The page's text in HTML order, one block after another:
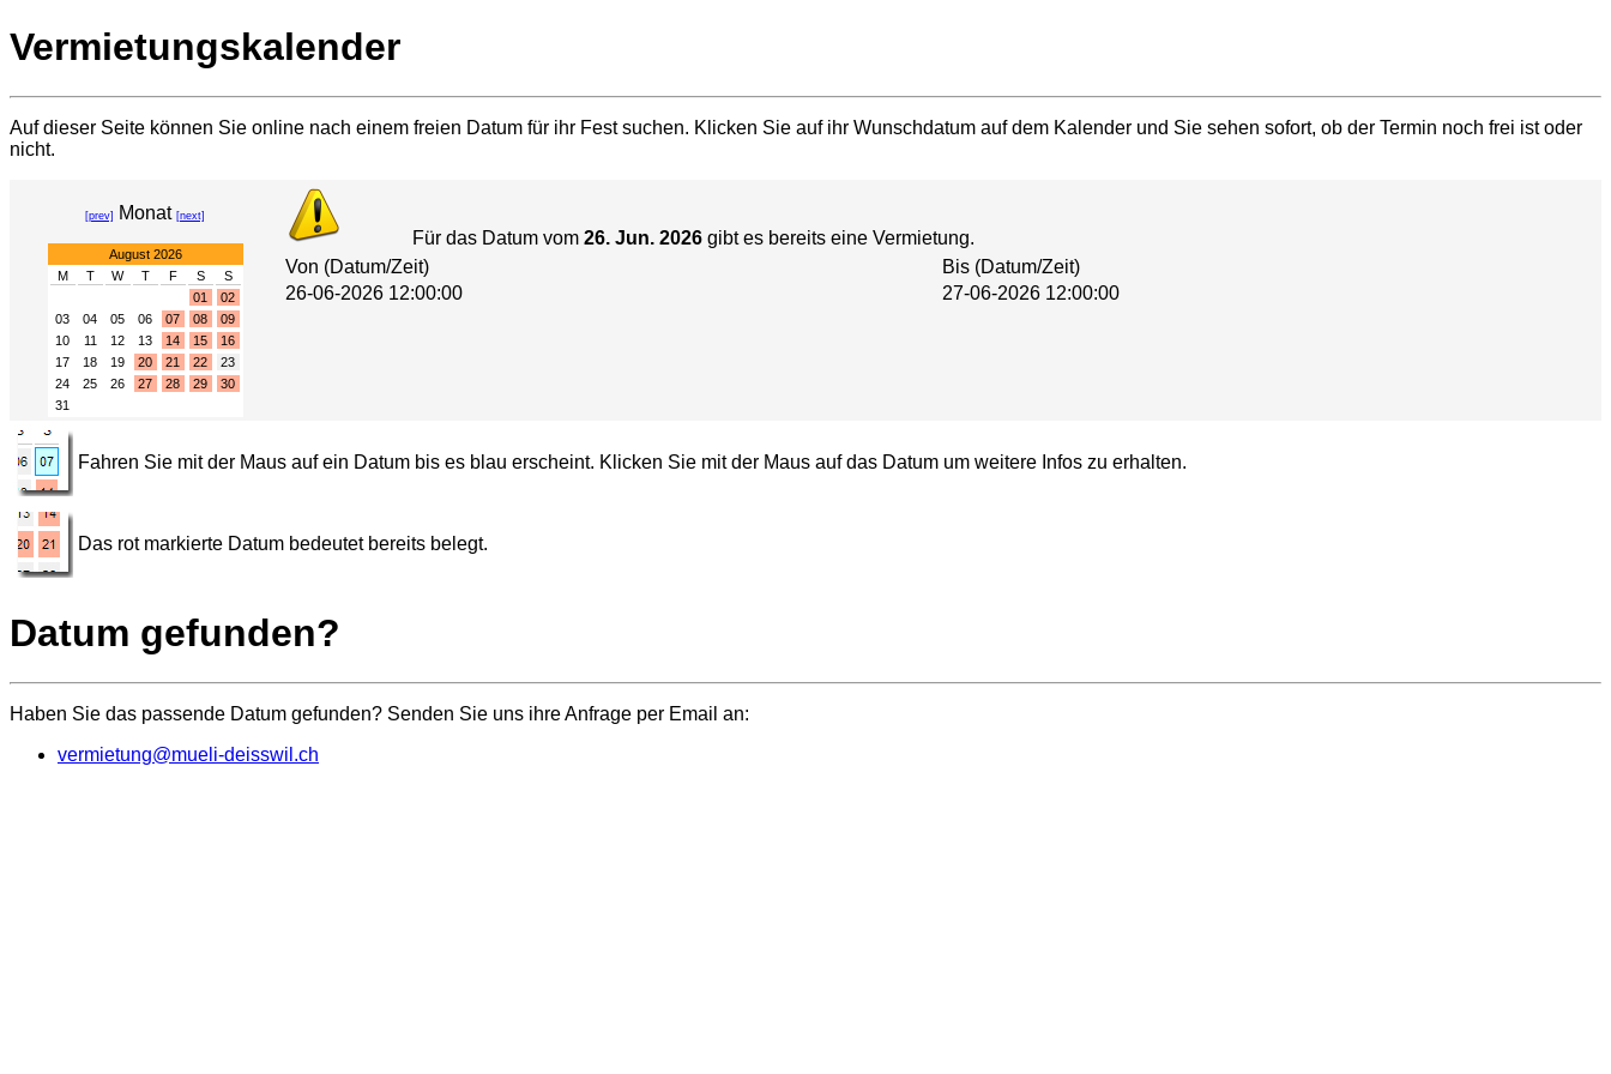
Vermietungskalender
Auf dieser Seite können Sie online nach einem freien Datum für ihr Fest suchen. Klicken Sie auf ihr Wunschdatum auf dem Kalender und Sie sehen sofort, ob der Termin noch frei ist oder
nicht.
[prev] Monat [next]
August 2026
M
T W T F S
S
01
02
03
04 05 06 07 08
09
10
11 12 13 14 15
16
17
18 19 20 21 22
23
24
25 26 27 28 29
30
31
Für das Datum vom 26. Jun. 2026 gibt es bereits eine Vermietung.
Von (Datum/Zeit)
Bis (Datum/Zeit)
26-06-2026 12:00:00
27-06-2026 12:00:00
Fahren Sie mit der Maus auf ein Datum bis es blau erscheint. Klicken Sie mit der Maus auf das Datum um weitere Infos zu erhalten.
Das rot markierte Datum bedeutet bereits belegt.
Datum gefunden?
Haben Sie das passende Datum gefunden? Senden Sie uns ihre Anfrage per Email an:
vermietung@mueli-deisswil.ch